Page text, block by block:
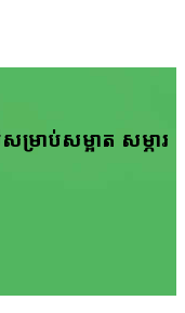
រាប់​សម្អាត សម្ភារ